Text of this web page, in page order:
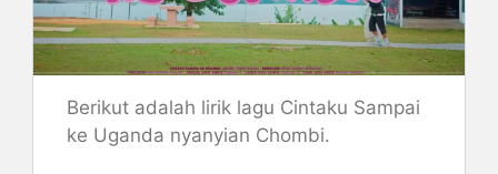
Berikut adalah lirik lagu Cintaku Sampai
ke Uganda nyanyian Chombi.